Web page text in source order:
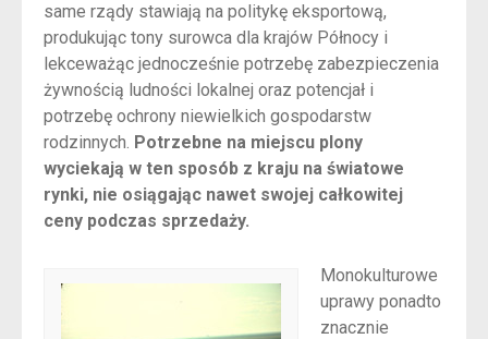
same rządy stawiają na politykę eksportową,
produkując tony surowca dla krajów Północy i
lekceważąc jednocześnie potrzebę zabezpieczenia
żywnością ludności lokalnej oraz potencjał i
potrzebę ochrony niewielkich gospodarstw
rodzinnych. Potrzebne na miejscu plony
wyciekają w ten sposób z kraju na światowe
rynki, nie osiągając nawet swojej całkowitej
ceny podczas sprzedaży.
Monokulturowe
uprawy ponadto
znacznie